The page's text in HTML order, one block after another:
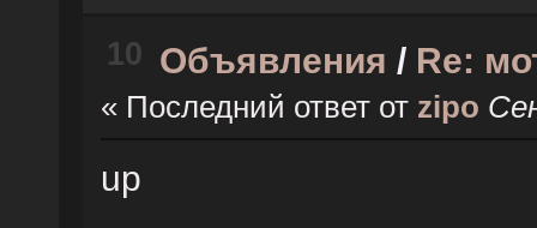
10 Объявления / Re:
« Последний ответ от zipo
up